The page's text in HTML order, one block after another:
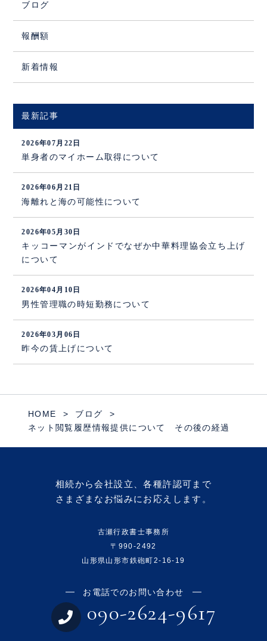
ブログ
報酬額
新着情報
最新記事
2026年07月22日
単身者のマイホーム取得について
2026年06月21日
海離れと海の可能性について
2026年05月30日
キッコーマンがインドでなぜか中華料理協会立ち上げ
について
2026年04月10日
男性管理職の時短勤務について
2026年03月06日
昨今の賃上げについて
HOME
ブログ
ネット閲覧履歴情報提供について その後の経過
相続から会社設立、各種許認可まで
さまざまなお悩みにお応えします。
古瀬行政書士事務所
〒990-2492
山形県山形市鉄砲町2-16-19
お電話でのお問い合わせ
090-2624-9617